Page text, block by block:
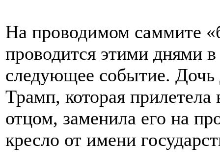
На проводимом саммите
проводится этими днями
следующее событие.
Трамп, которая
отцом, заменила его на
кресло от имени